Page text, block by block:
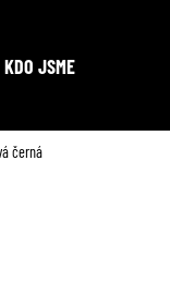
KDO JSME
černá